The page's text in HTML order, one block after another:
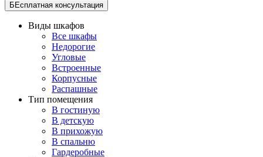
БЕсплатная консультация
Виды шкафов
Все шкафы
Недорогие
Угловые
Встроенные
Корпусные
Распашные
Тип помещения
В гостиную
В детскую
В прихожую
В спальню
Гардеробные